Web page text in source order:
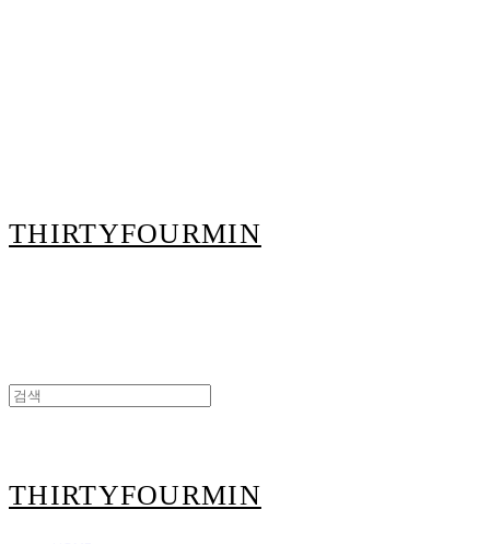
THIRTYFOURMIN
THIRTYFOURMIN